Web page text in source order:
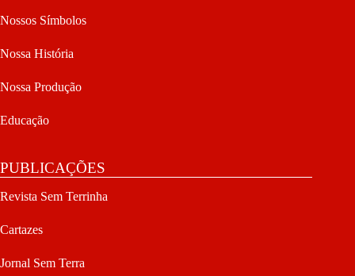
Nossos Símbolos
Nossa História
Nossa Produção
Educação
PUBLICAÇÕES
Revista Sem Terrinha
Cartazes
Jornal Sem Terra